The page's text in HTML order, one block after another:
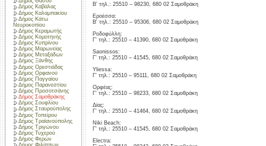
Δήμος Καβάλας
Δήμος Καλαμπακίου
Δήμος Κάτω
Νευροκοπίου
Δήμος Κεραμωτής
Δήμος Κομοτηνής
Δήμος Κυπρίνου
Δήμος Μαρωνείας
Δήμος Μεταξάδων
Δήμος Ξάνθης
Δήμος Ορεστιάδας
Δήμος Ορφανού
Δήμος Παγγαίου
Δήμος Παρανεστίου
Δήμος Προσοτσάνης
Δήμος Σαμοθράκης
Δήμος Σουφλίου
Δήμος Σταυρούπολης
Δήμος Τοπείρου
Δήμος Τραϊανούπολης
Δήμος Τριγώνου
Δήμος Τυχερού
Δήμος Φερών
Β' τηλ.: 25510 – 98230, 680 02 Σαμοθράκη
Εροέσσα:
Β' τηλ.: 25510 – 95306, 680 02 Σαμοθράκη
Ροδοφύλλη:
Γ' τηλ.: 25510 – 41390, 680 02 Σαμοθράκη
Saonissos:
Γ' τηλ.: 25510 – 41545, 680 02 Σαμοθράκη
Yliessa:
Γ' τηλ.: 25510 – 95111, 680 02 Σαμοθράκη
Ορφέας:
Γ' τηλ.: 25510 – 98233, 680 02 Σαμοθράκη
Δίας:
Γ' τηλ.: 25510 – 41464, 680 02 Σαμοθράκη
Niki Beach:
Γ' τηλ.: 25510 – 41545, 680 02 Σαμοθράκη
Electra: